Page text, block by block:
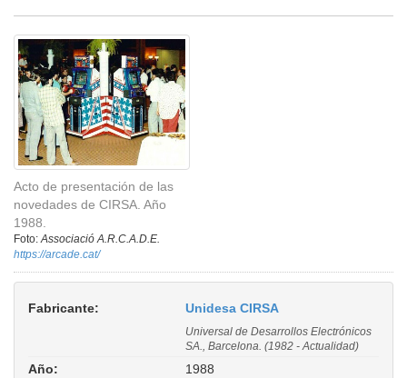
Acto de presentación de las
novedades de CIRSA. Año
1988.
Foto:Associació A.R.C.A.D.E.
https://arcade.cat/
Fabricante: Unidesa CIRSA
Universal de Desarrollos Electrónicos
SA., Barcelona. (1982 - Actualidad)
Año:
1988